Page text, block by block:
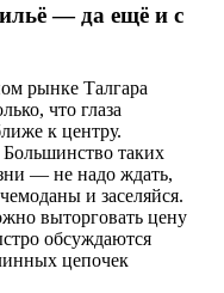
— да ещё и с
рынке Талгара
что глаза
к центру.
Большинство таких
— не надо ждать,
и заселяйся.
выторговать цену
обсуждаются
цепочек